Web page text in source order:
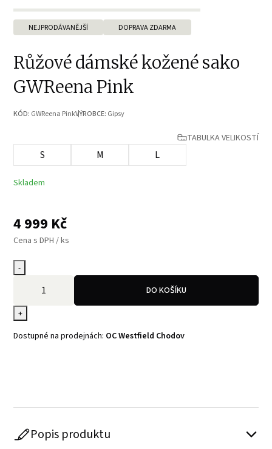
NEJPRODÁVANĚJŠÍ DOPRAVA ZDARMA
Růžové dámské kožené sako
GWReena Pink
KÓD: GWReena PinkVÝROBCE: Gipsy
TABULKA VELIKOSTÍ
S M L
Skladem
4 999 Kč
Cena s DPH / ks
-
+
DO KOŠÍKU
Dostupné na prodejnách: OC Westfield Chodov
Popis produktu